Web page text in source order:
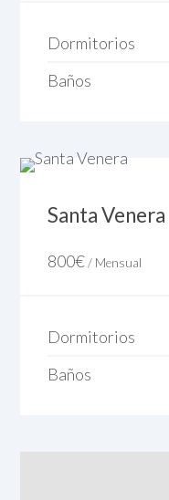
Dormitorios
Baños
Santa Venera
800€ / Mensual
Dormitorios
Baños